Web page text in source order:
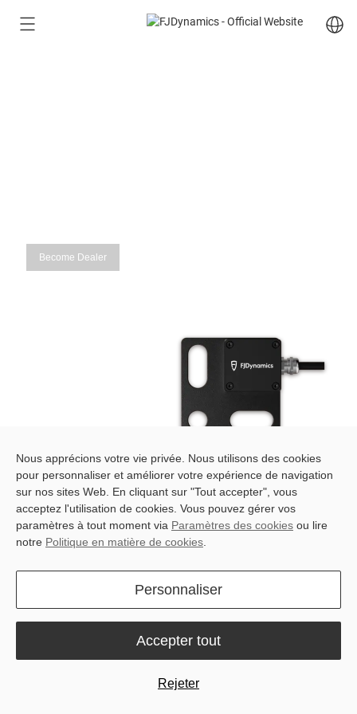
Become Dealer
FJD Acre Recording Sensor
Smart Action Detection Non-Contact Angle Sensing
Nous apprécions votre vie privée. Nous utilisons des cookies
pour personnaliser et améliorer votre expérience de navigation
sur nos sites Web. En cliquant sur "Tout accepter", vous
acceptez l'utilisation de cookies. Vous pouvez gérer vos
paramètres à tout moment via Paramètres des cookies ou lire
notre Politique en matière de cookies
Personnaliser
Rejeter
Accepter tout